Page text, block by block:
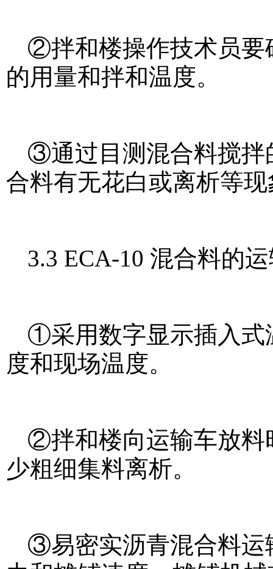
②拌和楼操作技术员要
的用量和拌和温度。
③通过目测混合料搅拌
合料有无花白或离析等
3.3 ECA-10 混合料的
①采用数字显示插入式
度和现场温度。
②拌和楼向运输车放料
少粗细集料离析。
③易密实沥青混合料运